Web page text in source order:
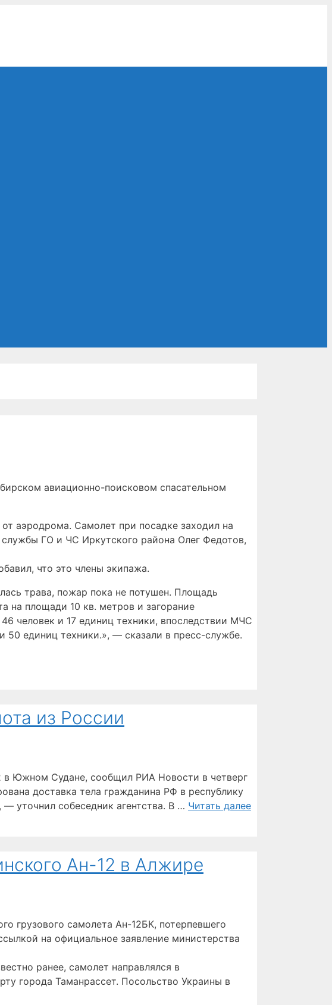
авиационно-поисковом спасательном
аэродрома. Самолет при посадке заходил на
ГО и ЧС Иркутского района Олег Федотов,
что это члены экипажа.
трава, пожар пока не потушен. Площадь
на площади 10 кв. метров и загорание
человек и 17 единиц техники, впоследствии МЧС
50 единиц техники.», — сказали в пресс-службе.
из России
в Южном Судане, сообщил РИА Новости в четверг
доставка тела гражданина РФ в республику
уточнил собеседник агентства. В … Читать далее
Ан-12 в Алжире
грузового самолета Ан-12БК, потерпевшего
на официальное заявление министерства
ранее, самолет направлялся в
города Таманрассет. Посольство Украины в